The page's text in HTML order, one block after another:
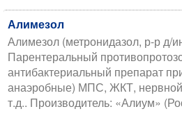
Алимезол
Алимезол (метронидазол, р-р д/
Парентеральный
антибактериальный препарат
анаэробные) МПС, ЖКТ, нервной
т.д.. Производитель: «Алиум»